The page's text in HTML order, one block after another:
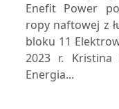
Enefit Power
ropy naftowej z
bloku 11
2023 r. Kristina
Energia...